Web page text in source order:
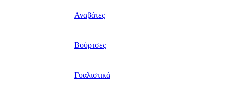
Αναβάτες
Βούρτσες
Γυαλιστικά